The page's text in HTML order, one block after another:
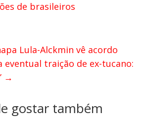
de brasileiros
Lula-Alckmin vê acordo
eventual traição de ex-tucano:
→
gostar também